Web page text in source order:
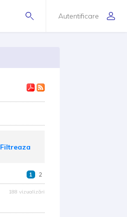
Autentificare
Filtreaza
1 2
188 vizualizări